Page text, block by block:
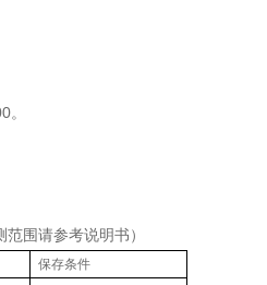
围请参考说明书）
保存条件